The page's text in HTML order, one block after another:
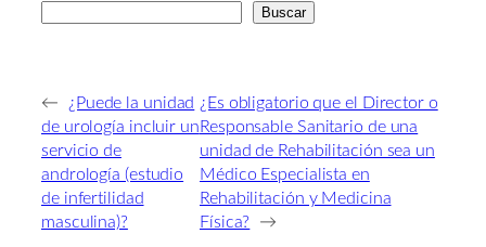
Buscar
←
¿Puede la unidad
de urología incluir un
servicio de
andrología (estudio
de infertilidad
masculina)?
¿Es obligatorio que el Director o
Responsable Sanitario de una
unidad de Rehabilitación sea un
Médico Especialista en
Rehabilitación y Medicina
Física?
→